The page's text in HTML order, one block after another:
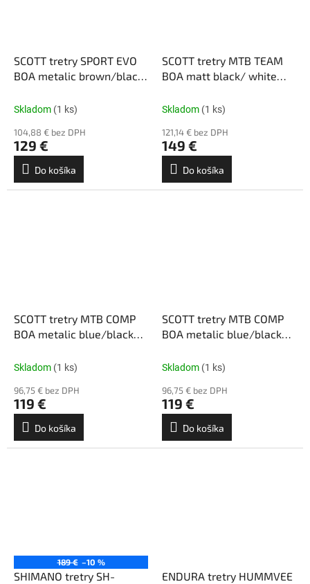
SCOTT tretry SPORT EVO
BOA metalic brown/black
Skladom (1 ks)
104,88 € bez DPH
129 €
Do košíka
SCOTT tretry MTB TEAM
BOA matt black/ white
Skladom (1 ks)
121,14 € bez DPH
149 €
Do košíka
SCOTT tretry MTB COMP
BOA metalic blue/black
Skladom (1 ks)
96,75 € bez DPH
119 €
Do košíka
SCOTT tretry MTB COMP
BOA metalic blue/black
Skladom (1 ks)
96,75 € bez DPH
119 €
Do košíka
189 € –10 %
SHIMANO tretry SH-
ENDURA tretry HUMMVEE